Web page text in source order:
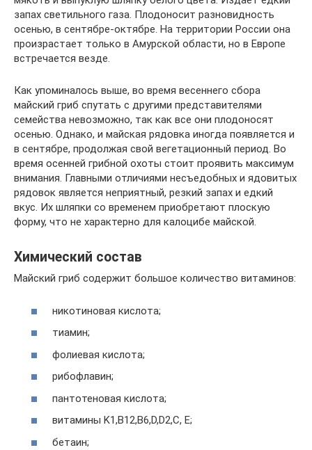
запах светильного газа. Плодоносит разновидность
осенью, в сентябре-октябре. На территории России она
произрастает только в Амурской области, но в Европе
встречается везде.
Как упоминалось выше, во время весеннего сбора
майский гриб спутать с другими представителями
семейства невозможно, так как все они плодоносят
осенью. Однако, и майская рядовка иногда появляется и
в сентябре, продолжая свой вегетационный период. Во
время осенней грибной охоты стоит проявить максимум
внимания. Главными отличиями несъедобных и ядовитых
рядовок является неприятный, резкий запах и едкий
вкус. Их шляпки со временем приобретают плоскую
форму, что не характерно для калоцибе майской.
Химический состав
Майский гриб содержит большое количество витаминов:
никотиновая кислота;
тиамин;
фолиевая кислота;
рибофлавин;
пантотеновая кислота;
витамины K1,B12,B6,D,D2,С, Е;
бетаин;